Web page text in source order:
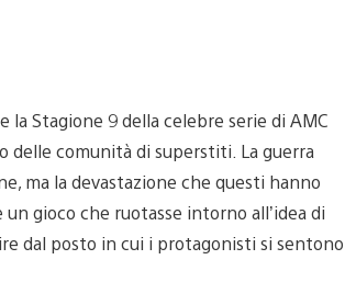
Stagione 9 della celebre serie di AMC
delle comunità di superstiti. La guerra
ma la devastazione che questi hanno
gioco che ruotasse intorno all’idea di
dal posto in cui i protagonisti si sentono